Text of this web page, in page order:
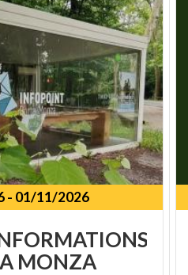
- 01/11/2026
MONZA